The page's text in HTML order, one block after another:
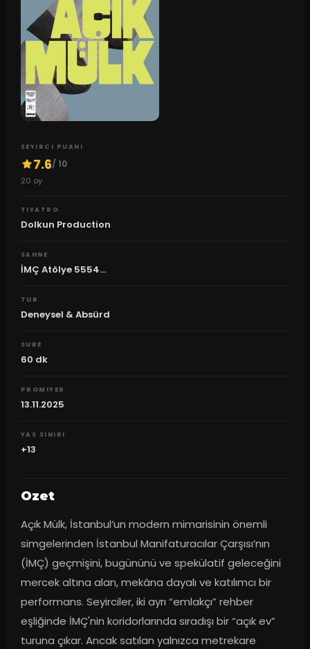
SEYIRCI PUANI
7.6/ 10
20 oy
TIYATRO
Dolkun Production
SAHNE
İMÇ Atölye 5554...
TUR
Deneysel & Absürd
SURE
60 dk
PROMIYER
13.11.2025
YAS SINIRI
+13
Ozet
Açık Mülk, İstanbul’un modern mimarisinin önemli
simgelerinden İstanbul Manifaturacılar Çarşısı’nın
(İMÇ) geçmişini, bugününü ve spekülatif geleceğini
mercek altına alan, mekâna dayalı ve katılımcı bir
performans. Seyirciler, iki ayrı “emlakçı” rehber
eşliğinde İMÇ'nin koridorlarında sıradışı bir “açık ev”
turuna çıkar. Ancak satılan yalnızca metrekare